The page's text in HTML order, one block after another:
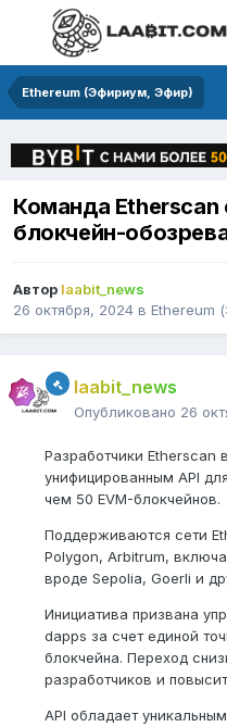
Ethereum (Эфириум, Эфир)
Команда Etherscan
блокчейн-
Автор laabit_news
26 октября, 2024 в Ethereum
laabit_news
Опубликовано 26
Разработчики Etherscan
унифицированным API
чем 50 EVM-блокчейнов.
Поддерживаются сети
Polygon, Arbitrum,
вроде Sepolia, Goerli и
Инициатива призвана
dapps за счет единой
блокчейна. Переход
разработчиков и
API обладает